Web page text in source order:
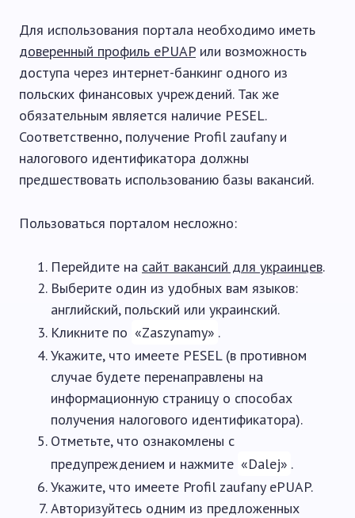
Для использования портала необходимо иметь
доверенный профиль ePUAP или возможность
доступа через интернет-банкинг одного из
польских финансовых учреждений. Так же
обязательным является наличие PESEL.
Соответственно, получение Profil zaufany и
налогового идентификатора должны
предшествовать использованию базы вакансий.
Пользоваться порталом несложно:
Перейдите на сайт вакансий для украинцев.
Выберите один из удобных вам языков:
английский, польский или украинский.
Кликните по «Zaszynamy» .
Укажите, что имеете PESEL (в противном
случае будете перенаправлены на
информационную страницу о способах
получения налогового идентификатора).
Отметьте, что ознакомлены с
предупреждением и нажмите «Dalej» .
Укажите, что имеете Profil zaufany ePUAP.
Авторизуйтесь одним из предложенных